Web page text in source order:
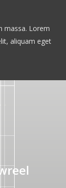
massa. Lorem
aliquam eget